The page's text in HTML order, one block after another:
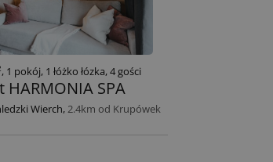
, 1 pokój, 1 łóżko łózka, 4 gości
SPA
Wierch,2.4km od Krupówek